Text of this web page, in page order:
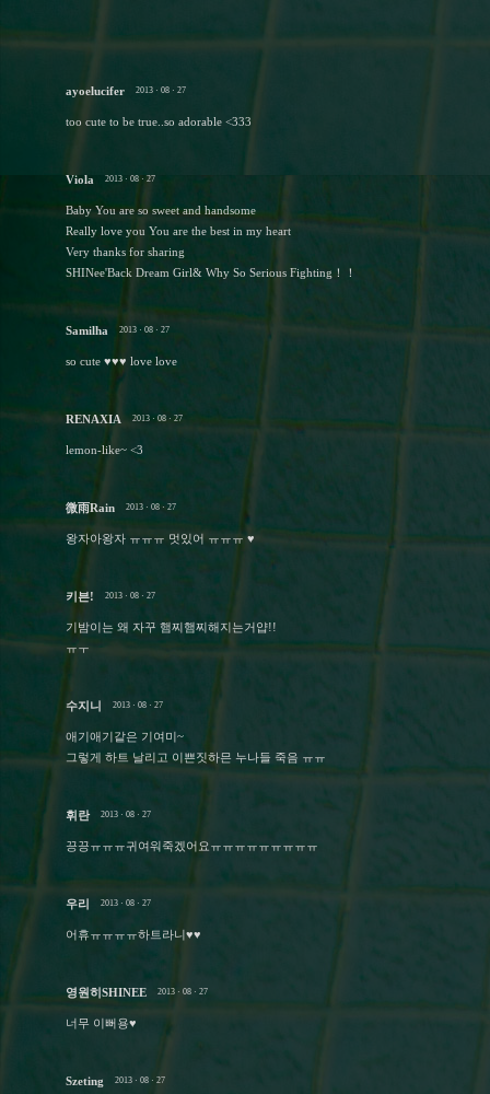
ayoelucifer 2013 · 08 · 27
too cute to be true..so adorable <333
Viola 2013 · 08 · 27
Baby You are so sweet and handsome
Really love you You are the best in my heart
Very thanks for sharing
SHINee'Back Dream Girl& Why So Serious Fighting！！
Samilha 2013 · 08 · 27
so cute ♥♥♥ love love
RENAXIA 2013 · 08 · 27
lemon-like~ <3
微雨Rain 2013 · 08 · 27
왕자아왕자 ㅠㅠㅠ 멋있어 ㅠㅠㅠ ♥
키븐! 2013 · 08 · 27
기밤이는 왜 자꾸 햄찌햄찌해지는거얍!!
ㅠㅜ
수지니 2013 · 08 · 27
애기애기같은 기여미~
그렇게 하트 날리고 이쁜짓하믄 누나들 죽음 ㅠㅠ
휘란 2013 · 08 · 27
끙끙ㅠㅠㅠ귀여워죽겠어요ㅠㅠㅠㅠㅠㅠㅠㅠㅠ
우리 2013 · 08 · 27
어휴ㅠㅠㅠㅠ하트라니♥♥
영원히SHINEE 2013 · 08 · 27
너무 이뻐용♥
Szeting 2013 · 08 · 27